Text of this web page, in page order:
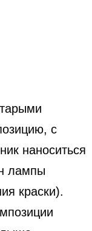
с
наноситься
лампы
краски).